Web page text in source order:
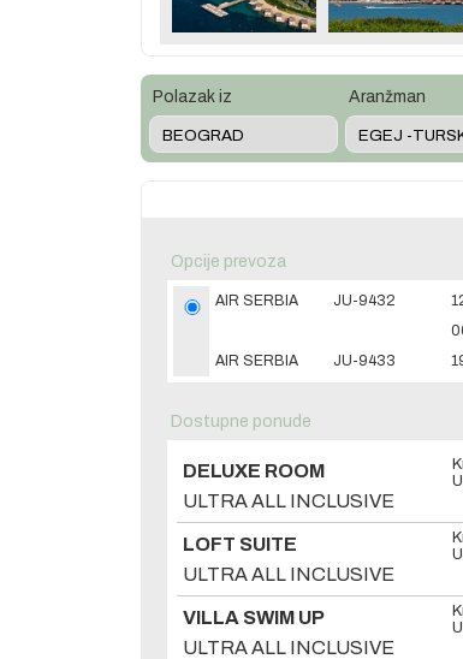
Polazak iz Aranžman
Opcije prevoza
AIR SERBIA JU-9432
AIR SERBIA JU-9433
Dostupne ponude
DELUXE ROOM
ULTRA ALL INCLUSIVE
LOFT SUITE
ULTRA ALL INCLUSIVE
VILLA SWIM UP
ULTRA ALL INCLUSIVE